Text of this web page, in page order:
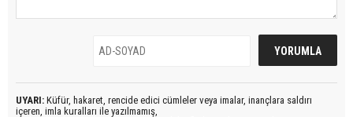
UYARI: Küfür, hakaret, rencide edici cümleler veya imalar, inançlara saldırı
içeren, imla kuralları ile yazılmamış,